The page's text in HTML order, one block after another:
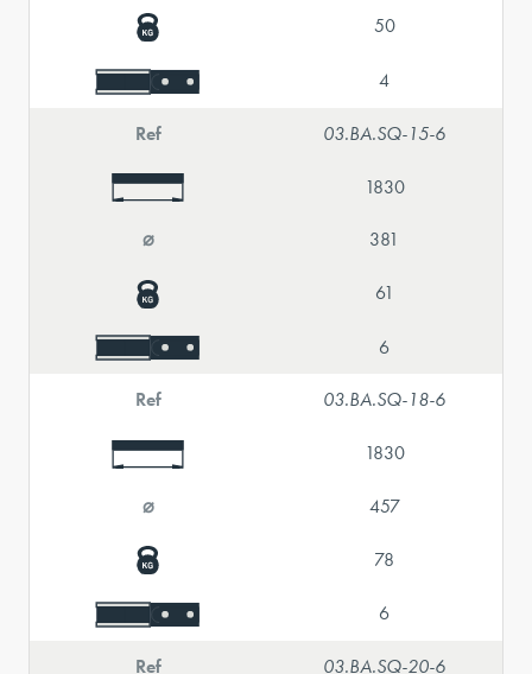
50
4
Ref 03.BA.SQ-15-6
1830
⌀ 381
61
6
Ref 03.BA.SQ-18-6
1830
⌀ 457
78
6
Ref 03.BA.SQ-20-6